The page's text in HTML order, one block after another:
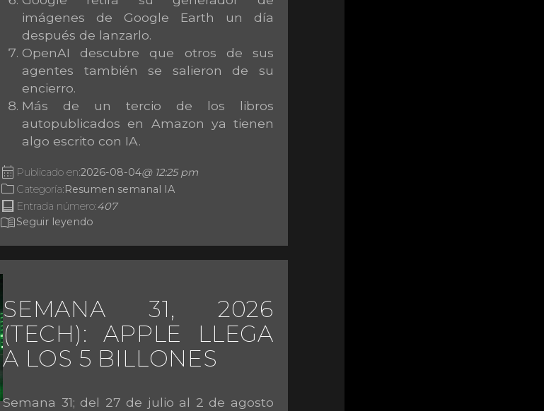
imágenes de Google Earth un día
después de lanzarlo.
OpenAI descubre que otros de sus
agentes también se salieron de su
encierro.
Más de un tercio de los libros
autopublicados en Amazon ya tienen
algo escrito con IA.
calendar_month Publicado en:2026-08-04@ 12:25 pm
folder Categoría:Resumen semanal IA
post Entrada número:407
menu_bookSeguir leyendo
SEMANA 31, 2026
(TECH): APPLE LLEGA
A LOS 5 BILLONES
Semana 31; del 27 de julio al 2 de agosto